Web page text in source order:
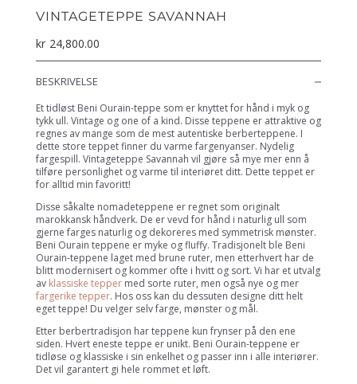
VINTAGETEPPE SAVANNAH
kr 24,800.00
BESKRIVELSE
Et tidløst Beni Ourain-teppe som er knyttet for hånd i myk og
tykk ull. Vintage og one of a kind. Disse teppene er attraktive og
regnes av mange som de mest autentiske berberteppene. I
dette store teppet finner du varme fargenyanser. Nydelig
fargespill. Vintageteppe Savannah vil gjøre så mye mer enn å
tilføre personlighet og varme til interiøret ditt. Dette teppet er
for alltid min favoritt!
Disse såkalte nomadeteppene er regnet som originalt
marokkansk håndverk. De er vevd for hånd i naturlig ull som
gjerne farges naturlig og dekoreres med symmetrisk mønster.
Beni Ourain teppene er myke og fluffy. Tradisjonelt ble Beni
Ourain-teppene laget med brune ruter, men etterhvert har de
blitt modernisert og kommer ofte i hvitt og sort. Vi har et utvalg
av klassiske teppermed sorte ruter, men også nye og mer
fargerike tepper. Hos oss kan du dessuten designe ditt helt
eget teppe! Du velger selv farge, mønster og mål.
Etter berbertradisjon har teppene kun frynser på den ene
siden. Hvert eneste teppe er unikt. Beni Ourain-teppene er
tidløse og klassiske i sin enkelhet og passer inn i alle interiører.
Det vil garantert gi hele rommet et løft.